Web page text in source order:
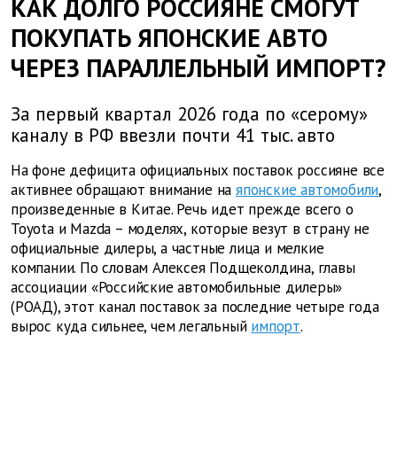
КАК ДОЛГО РОССИЯНЕ СМОГУТ
ПОКУПАТЬ ЯПОНСКИЕ АВТО
ЧЕРЕЗ ПАРАЛЛЕЛЬНЫЙ ИМПОРТ?
За первый квартал 2026 года по «серому»
каналу в РФ ввезли почти 41 тыс. авто
На фоне дефицита официальных поставок россияне все
активнее обращают внимание на японские автомобили,
произведенные в Китае. Речь идет прежде всего о
Toyota и Mazda – моделях, которые везут в страну не
официальные дилеры, а частные лица и мелкие
компании. По словам Алексея Подщеколдина, главы
ассоциации «Российские автомобильные дилеры»
(РОАД), этот канал поставок за последние четыре года
вырос куда сильнее, чем легальный импорт.